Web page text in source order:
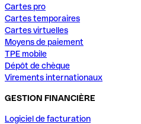
Cartes pro
Cartes temporaires
Cartes virtuelles
Moyens de paiement
TPE mobile
Dépôt de chèque
Virements internationaux
GESTION FINANCIÈRE
Logiciel de facturation